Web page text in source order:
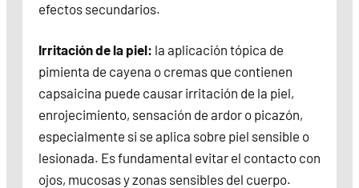
efectos secundarios.
Irritación de la piel: la aplicación tópica de
pimienta de cayena o cremas que contienen
capsaicina puede causar irritación de la piel,
enrojecimiento, sensación de ardor o picazón,
especialmente si se aplica sobre piel sensible o
lesionada. Es fundamental evitar el contacto con
ojos, mucosas y zonas sensibles del cuerpo.